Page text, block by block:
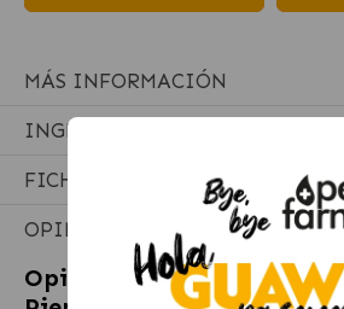
MÁS INFORMACIÓN
INGREDIENTES
FICHA TÉCNICA
OPINIONES
Opiniones sobre
Acana